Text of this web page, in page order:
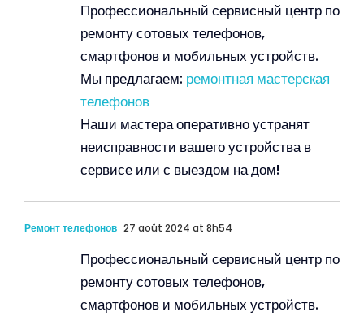
Профессиональный сервисный центр по
ремонту сотовых телефонов,
смартфонов и мобильных устройств.
Мы предлагаем: ремонтная мастерская
телефонов
Наши мастера оперативно устранят
неисправности вашего устройства в
сервисе или с выездом на дом!
Ремонт телефонов 27 août 2024 at 8h54
Профессиональный сервисный центр по
ремонту сотовых телефонов,
смартфонов и мобильных устройств.